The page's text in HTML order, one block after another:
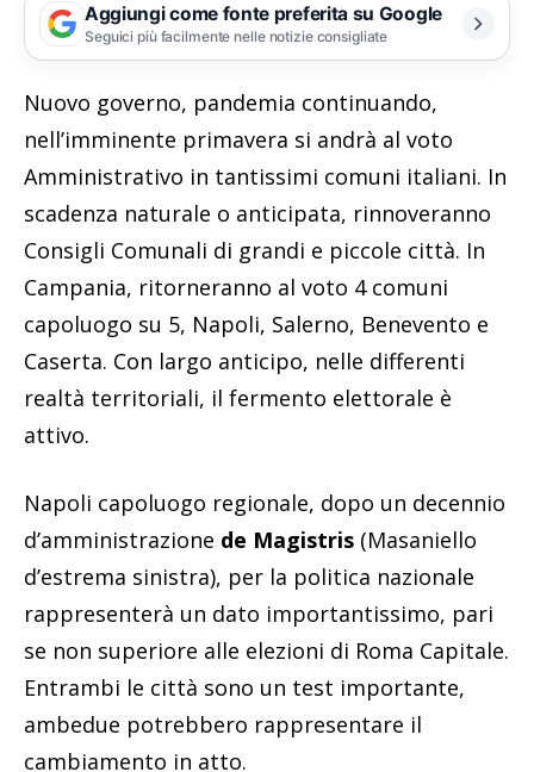
Aggiungi come fonte preferita su Google
Seguici più facilmente nelle notizie consigliate
Nuovo governo, pandemia continuando,
nell’imminente primavera si andrà al voto
Amministrativo in tantissimi comuni italiani. In
scadenza naturale o anticipata, rinnoveranno
Consigli Comunali di grandi e piccole città. In
Campania, ritorneranno al voto 4 comuni
capoluogo su 5, Napoli, Salerno, Benevento e
Caserta. Con largo anticipo, nelle differenti
realtà territoriali, il fermento elettorale è
attivo.
Napoli capoluogo regionale, dopo un decennio
d’amministrazione de Magistris (Masaniello
d’estrema sinistra), per la politica nazionale
rappresenterà un dato importantissimo, pari
se non superiore alle elezioni di Roma Capitale.
Entrambi le città sono un test importante,
ambedue potrebbero rappresentare il
cambiamento in atto.